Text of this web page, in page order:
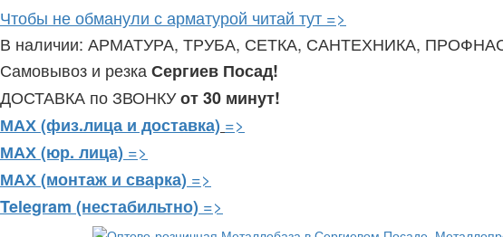
Чтобы не обманули с арматурой читай тут =>
В наличии: АРМАТУРА, ТРУБА, СЕТКА, САНТЕХНИКА,
Самовывоз и резка Сергиев Посад!
ДОСТАВКА по ЗВОНКУот 30 минут!
МАХ (физ.лица и доставка) =>
МАХ (юр. лица) =>
МАХ (монтаж и сварка) =>
Telegram (нестабильтно) =>